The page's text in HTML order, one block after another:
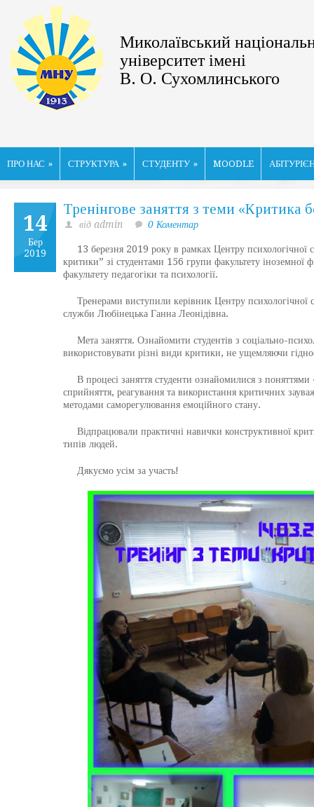
Миколаївський
університет імені
В. О. Сухомлинського
ПРО НАС » СТРУКТУРА » СТУДЕНТУ » MOODLE
14
Бер
2019
Тренінгове заняття з теми «Критика
від admin 0 Коментар
13 березня 2019 року в рамках Центру психологічної
критики” зі студентами 156 групи факультету іноземної
факультету педагогіки та психології.
Тренерами виступили керівник Центру психологічної
служби Любінецька Ганна Леонідівна.
Мета заняття. Ознайомити студентів з соціально-
використовувати різні види критики, не ущемляючи
В процесі заняття студенти ознайомилися з
сприйняття, реагування та використання критичних
методами саморегулювання емоційного стану.
Відпрацювали практичні навички конструктивної
типів людей.
Дякуємо усім за участь!